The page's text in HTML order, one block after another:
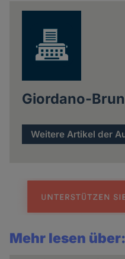
Giordano-
Weitere Artikel der
Mehr lesen über: